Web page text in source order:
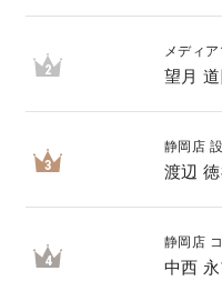
納得リフォームスタジ
分譲住宅･不動産
お知らせ
2
メディ
望月
3
静岡店
渡辺
4
静岡店
中西